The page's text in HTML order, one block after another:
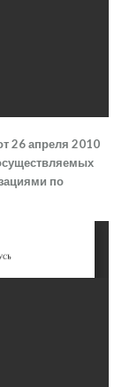
26 апреля 2010
по